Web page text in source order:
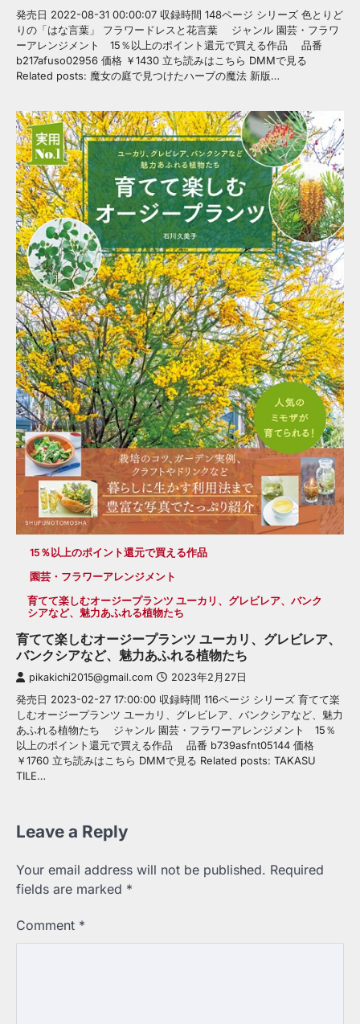
発売日 2022-08-31 00:00:07 収録時間 148ページ シリーズ 色とりど
りの「はな言葉」 フラワードレスと花言葉 ジャンル 園芸・フラワ
ーアレンジメント 15％以上のポイント還元で買える作品 品番
b217afuso02956 価格 ￥1430 立ち読みはこちら DMMで見る
Related posts: 魔女の庭で見つけたハーブの魔法 新版…
15％以上のポイント還元で買える作品
園芸・フラワーアレンジメント
育てて楽しむオージープランツ ユーカリ、グレビレア、バンク
シアなど、魅力あふれる植物たち
育てて楽しむオージープランツ ユーカリ、グレビレア、
バンクシアなど、魅力あふれる植物たち
pikakichi2015@gmail.com 2023年2月27日
発売日 2023-02-27 17:00:00 収録時間 116ページ シリーズ 育てて楽
しむオージープランツ ユーカリ、グレビレア、バンクシアなど、魅力
あふれる植物たち ジャンル 園芸・フラワーアレンジメント 15％
以上のポイント還元で買える作品 品番 b739asfnt05144 価格
￥1760 立ち読みはこちら DMMで見る Related posts: TAKASU
TILE…
Leave a Reply
Your email address will not be published. Required
fields are marked *
Comment *